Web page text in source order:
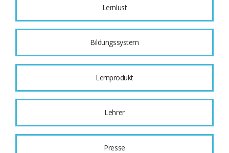
Lernlust
Bildungssystem
Lernprodukt
Lehrer
Presse